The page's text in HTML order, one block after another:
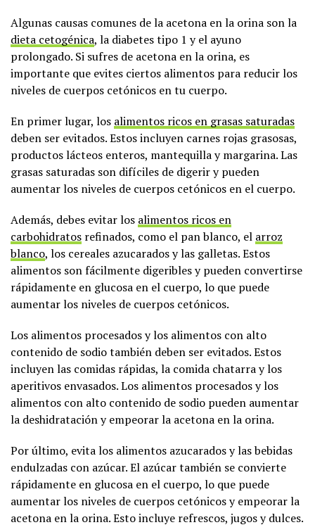
Algunas causas comunes de la acetona en la orina son la
dieta cetogénica, la diabetes tipo 1 y el ayuno
prolongado. Si sufres de acetona en la orina, es
importante que evites ciertos alimentos para reducir los
niveles de cuerpos cetónicos en tu cuerpo.
En primer lugar, los alimentos ricos en grasas saturadas
deben ser evitados. Estos incluyen carnes rojas grasosas,
productos lácteos enteros, mantequilla y margarina. Las
grasas saturadas son difíciles de digerir y pueden
aumentar los niveles de cuerpos cetónicos en el cuerpo.
Además, debes evitar los alimentos ricos en
carbohidratos refinados, como el pan blanco, el arroz
blanco, los cereales azucarados y las galletas. Estos
alimentos son fácilmente digeribles y pueden convertirse
rápidamente en glucosa en el cuerpo, lo que puede
aumentar los niveles de cuerpos cetónicos.
Los alimentos procesados y los alimentos con alto
contenido de sodio también deben ser evitados. Estos
incluyen las comidas rápidas, la comida chatarra y los
aperitivos envasados. Los alimentos procesados y los
alimentos con alto contenido de sodio pueden aumentar
la deshidratación y empeorar la acetona en la orina.
Por último, evita los alimentos azucarados y las bebidas
endulzadas con azúcar. El azúcar también se convierte
rápidamente en glucosa en el cuerpo, lo que puede
aumentar los niveles de cuerpos cetónicos y empeorar la
acetona en la orina. Esto incluye refrescos, jugos y dulces.